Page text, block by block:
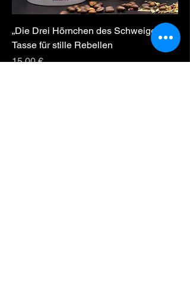
„Die Drei Hörnchen des Schweigens“ –
Tasse für stille Rebellen
Preis
15,00 €